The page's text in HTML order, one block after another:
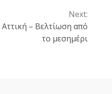
Next:
– Βελτίωση από
το μεσημέρι